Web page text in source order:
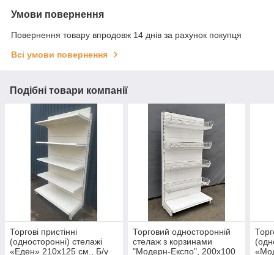
Умови повернення
Повернення товару впродовж 14 днів за рахунок покупця
Всі умови повернення
Подібні товари компанії
Торгові пристінні
(односторонні) стелажі
«Еден» 210х125 см., Б/у
Торговий односторонній
стелаж з корзинами
"Модерн-Експо", 200х100